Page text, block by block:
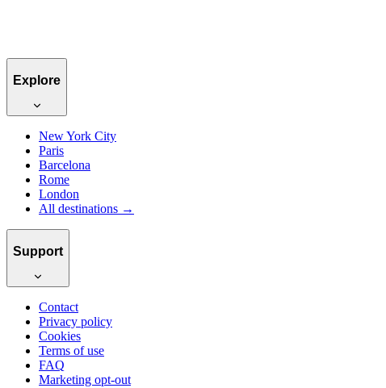
Explore
New York City
Paris
Barcelona
Rome
London
All destinations →
Support
Contact
Privacy policy
Cookies
Terms of use
FAQ
Marketing opt-out